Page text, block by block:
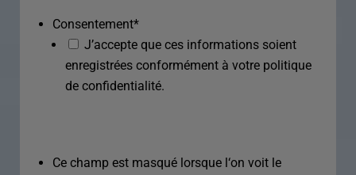
Consentement*
J’accepte que ces informations soient
enregistrées conformément à votre politique
de confidentialité.
Ce champ est masqué lorsque l‘on voit le